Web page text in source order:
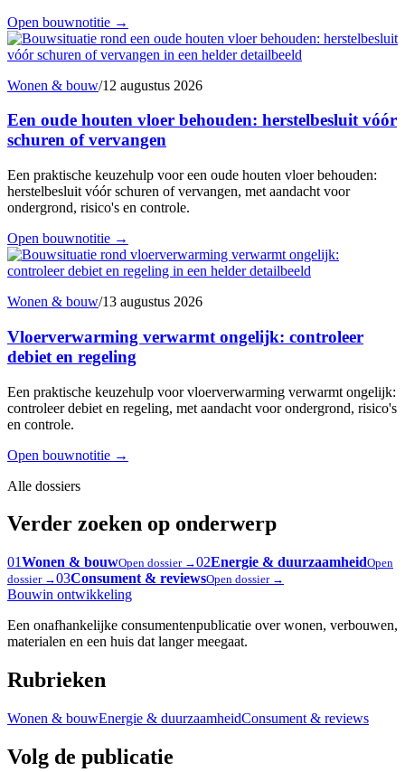
Open bouwnotitie →
Wonen & bouw/12 augustus 2026
Een oude houten vloer behouden: herstelbesluit vóór
schuren of vervangen
Een praktische keuzehulp voor een oude houten vloer behouden:
herstelbesluit vóór schuren of vervangen, met aandacht voor
ondergrond, risico's en controle.
Open bouwnotitie →
Wonen & bouw/13 augustus 2026
Vloerverwarming verwarmt ongelijk: controleer
debiet en regeling
Een praktische keuzehulp voor vloerverwarming verwarmt ongelijk:
controleer debiet en regeling, met aandacht voor ondergrond, risico's
en controle.
Open bouwnotitie →
Alle dossiers
Verder zoeken op onderwerp
01Wonen & bouwOpen dossier →02Energie & duurzaamheidOpen
dossier →03Consument & reviewsOpen dossier →
Bouwin ontwikkeling
Een onafhankelijke consumentenpublicatie over wonen, verbouwen,
materialen en een huis dat langer meegaat.
Rubrieken
Wonen & bouwEnergie & duurzaamheidConsument & reviews
Volg de publicatie